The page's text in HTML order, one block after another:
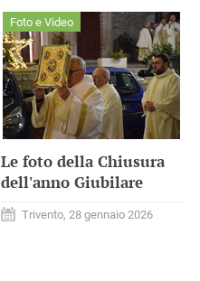
Le foto della Chiusura
dell'anno Giubilare
Trivento, 28 gennaio 2026
Foto e Video